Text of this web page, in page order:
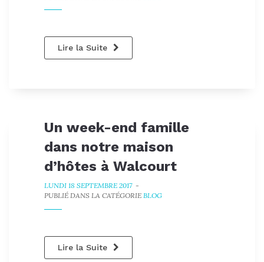
Lire la Suite
Un week-end famille
dans notre maison
d’hôtes à Walcourt
LUNDI 18 SEPTEMBRE 2017-
PUBLIÉ DANS LA CATÉGORIE BLOG
Lire la Suite